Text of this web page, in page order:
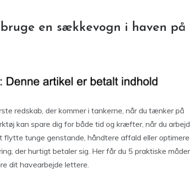
en sækkevogn i haven på
redskab, der kommer i tankerne, når du tænker på
kan spare dig for både tid og kræfter, når du
flytte tunge genstande, håndtere affald eller
der hurtigt betaler sig. Her får du 5 praktiske
dit havearbejde lettere.